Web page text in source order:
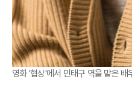
영화 '협상'에서 민태구 역을 맡은